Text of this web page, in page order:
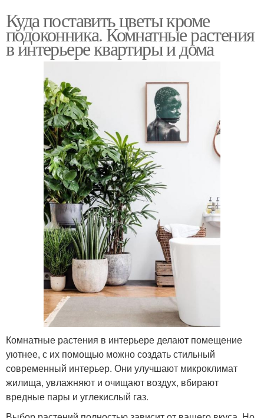
Куда поставить цветы кроме
подоконника. Комнатные растения
в интерьере квартиры и дома
Комнатные растения в интерьере делают помещение
уютнее, с их помощью можно создать стильный
современный интерьер. Они улучшают микроклимат
жилища, увлажняют и очищают воздух, вбирают
вредные пары и углекислый газ.